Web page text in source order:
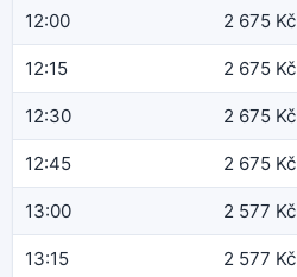
12:00 2 675 Kč
12:15 2 675 Kč
12:30 2 675 Kč
12:45 2 675 Kč
13:00 2 577 Kč
13:15 2 577 Kč